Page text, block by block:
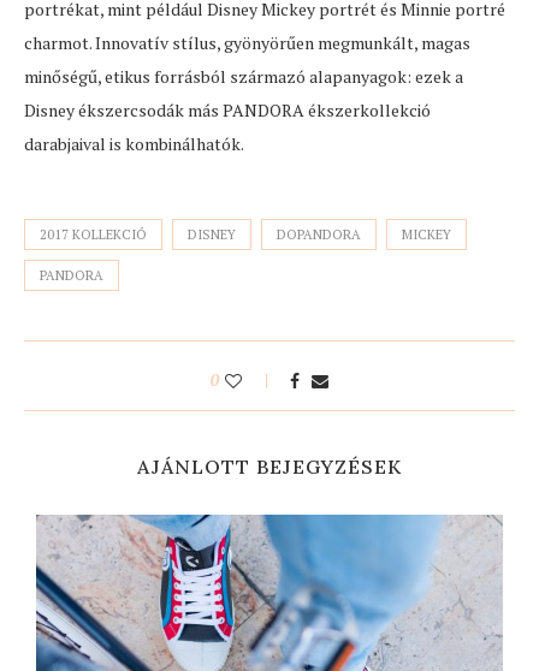
portrékat, mint például Disney Mickey portrét és Minnie portré
charmot. Innovatív stílus, gyönyörűen megmunkált, magas
minőségű, etikus forrásból származó alapanyagok: ezek a
Disney ékszercsodák más PANDORA ékszerkollekció
darabjaival is kombinálhatók.
2017 KOLLEKCIÓ DISNEY DOPANDORA MICKEY
PANDORA
0
AJÁNLOTT BEJEGYZÉSEK